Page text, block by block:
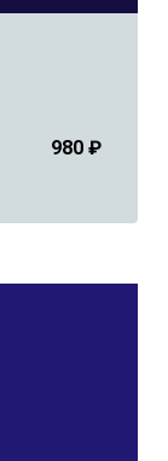
980 ₽